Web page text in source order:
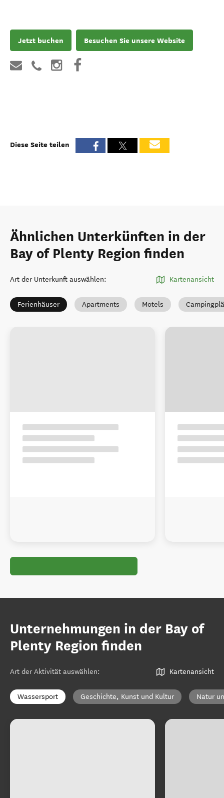
Jetzt buchen Besuchen Sie unsere Website
Diese Seite teilen
Ähnlichen Unterkünften in der
Bay of Plenty Region finden
Art der Unterkunft auswählen: Kartenansicht
Ferienhäuser Apartments Motels
Unternehmungen in der Bay of
Plenty Region finden
Art der Aktivität auswählen: Kartenansicht
Wassersport Geschichte, Kunst und Kultur Natur